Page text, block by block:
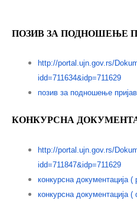
ПОЗИВ ЗА ПОДНОШЕЊЕ
http://portal.ujn.gov.rs/
idd=711634&idp=711629
позив за подношење
КОНКУРСНА
http://portal.ujn.gov.rs/
idd=711847&idp=711629
конкурсна документација (
конкурсна документација (